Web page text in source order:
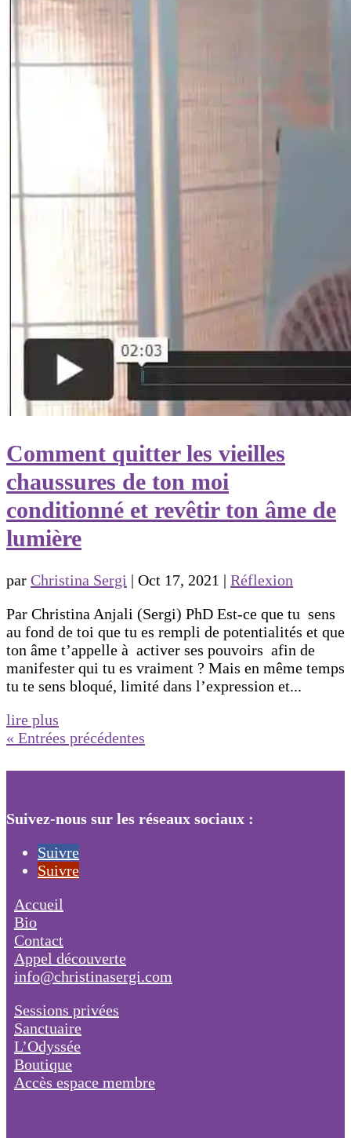
Comment quitter les vieilles
chaussures de ton moi
conditionné et revêtir ton âme de
lumière
par Christina Sergi | Oct 17, 2021 | Réflexion
Par Christina Anjali (Sergi) PhD Est-ce que tu sens
au fond de toi que tu es rempli de potentialités et que
ton âme t’appelle à activer ses pouvoirs afin de
manifester qui tu es vraiment ? Mais en même temps
tu te sens bloqué, limité dans l’expression et...
lire plus
« Entrées précédentes
Suivez-nous sur les réseaux sociaux :
Suivre
Suivre
Accueil
Bio
Contact
Appel découverte
info@christinasergi.com
Sessions privées
Sanctuaire
L’Odyssée
Boutique
Accès espace membre